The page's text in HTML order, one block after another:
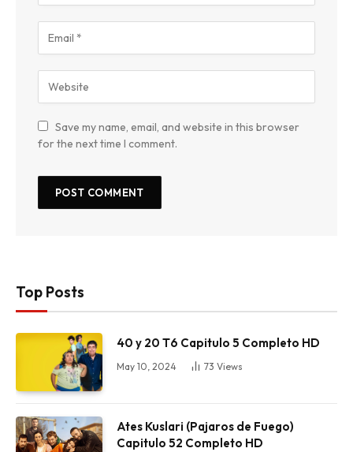
Save my name, email, and website in this browser
for the next time I comment.
Top Posts
40 y 20 T6 Capitulo 5 Completo HD
May 10, 2024 73 Views
Ates Kuslari (Pajaros de Fuego)
Capitulo 52 Completo HD